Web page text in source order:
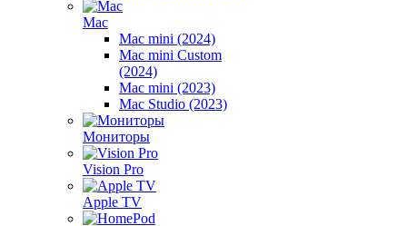
Mac
Mac mini (2024)
Mac mini Custom
(2024)
Mac mini (2023)
Mac Studio (2023)
Мониторы
Vision Pro
Apple TV